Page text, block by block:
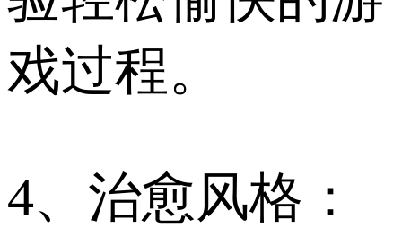
戏过程。
4、治愈风格：